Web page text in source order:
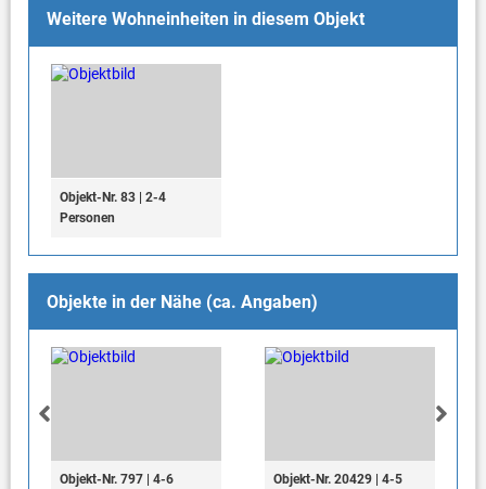
Weitere Wohneinheiten in diesem Objekt
Objekt-Nr. 83 | 2-4
Personen
Objekte in der Nähe (ca. Angaben)
Objekt-Nr. 797 | 4-6
Objekt-Nr. 20429 | 4-5